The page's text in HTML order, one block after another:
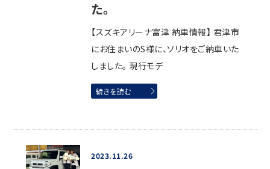
た。
【スズキアリーナ富津 納車情報】 君津市
にお住まいのS様に、ソリオをご納車いた
しました。 現行モデ
続きを読む
2023.11.26